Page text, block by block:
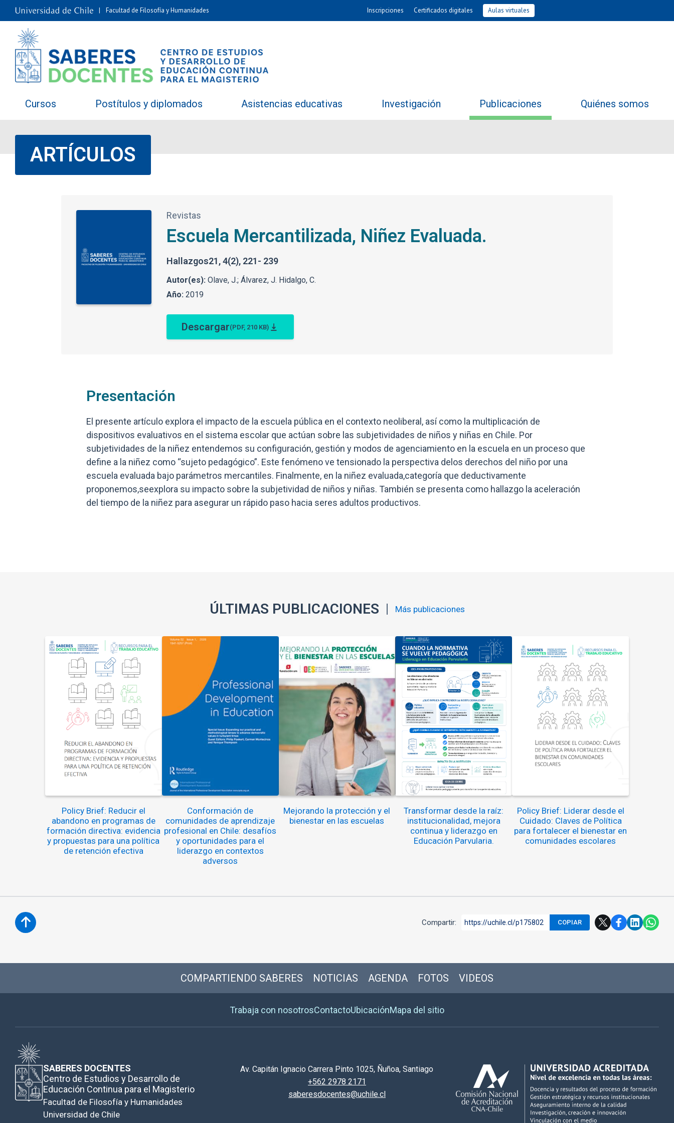
Facultad de Filosofía y Humanidades Inscripciones Certificados digitales Aulas virtuales
Cursos Postítulos y diplomados Asistencias educativas Investigación Publicaciones Quiénes somos
ARTÍCULOS
Revistas
Escuela Mercantilizada, Niñez Evaluada.
Hallazgos21, 4(2), 221- 239
Autor(es): Olave, J.; Álvarez, J. Hidalgo, C.
Año: 2019
Descargar(PDF, 210 KB)
Presentación
El presente artículo explora el impacto de la escuela pública en el contexto neoliberal, así como la multiplicación de
dispositivos evaluativos en el sistema escolar que actúan sobre las subjetividades de niños y niñas en Chile. Por
subjetividades de la niñez entendemos su configuración, gestión y modos de agenciamiento en la escuela en un proceso que
define a la niñez como “sujeto pedagógico”. Este fenómeno ve tensionado la perspectiva delos derechos del niño por una
escuela evaluada bajo parámetros mercantiles. Finalmente, en la niñez evaluada,categoría que deductivamente
proponemos,seexplora su impacto sobre la subjetividad de niños y niñas. También se presenta como hallazgo la aceleración
del tiempo de la niñez para asegurar un rápido paso hacia seres adultos productivos.
ÚLTIMAS PUBLICACIONES Más publicaciones
Policy Brief: Reducir el
abandono en programas de
formación directiva: evidencia
y propuestas para una política
de retención efectiva
Conformación de
comunidades de aprendizaje
profesional en Chile: desafíos
y oportunidades para el
liderazgo en contextos
adversos
Mejorando la protección y el
bienestar en las escuelas
Transformar desde la raíz:
institucionalidad, mejora
continua y liderazgo en
Educación Parvularia.
Policy Brief: Liderar desde el
Cuidado: Claves de Política
para fortalecer el bienestar en
comunidades escolares
Compartir: https://uchile.cl/p175802 COPIAR
COMPARTIENDO SABERES NOTICIAS AGENDA FOTOS VIDEOS
Trabaja con nosotrosContactoUbicaciónMapa del sitio
SABERES DOCENTES
Centro de Estudios y Desarrollo de
Educación Continua para el Magisterio
Facultad de Filosofía y Humanidades
Universidad de Chile
Av. Capitán Ignacio Carrera Pinto 1025, Ñuñoa, Santiago
+562 2978 2171
saberesdocentes@uchile.cl